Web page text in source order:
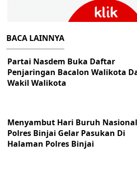
BACA LAINNYA
Partai Nasdem Buka Daftar
Penjaringan Bacalon Walikota
Wakil Walikota
Menyambut Hari Buruh
Polres Binjai Gelar Pasukan Di
Halaman Polres Binjai